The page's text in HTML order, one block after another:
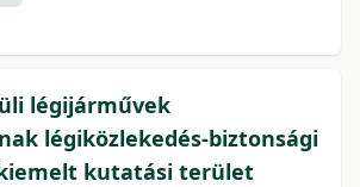
légijárművek
légiközlekedés-biztonsági
kutatási terület